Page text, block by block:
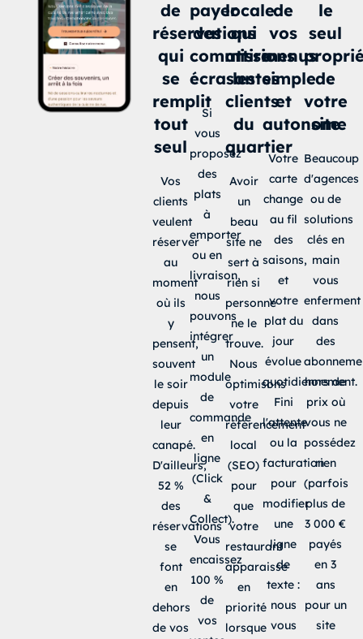
de
réservations
qui
se
remplit
tout
seul
Vos
clients
veulent
réserver
au
moment
où ils
y
pensent,
souvent
le soir
depuis
leur
canapé.
D'ailleurs,
52 %
des
réservations
se
font
en
dehors
de vos
payer
des
commissions
écrasantes
Si
vous
proposez
des
plats
à
emporter
ou en
livraison,
nous
pouvons
intégrer
un
module
de
commande
en
ligne
(Click
&
Collect).
Vous
encaissez
100 %
de
vos
locale
qui
attire
les
clients
du
quartier
Avoir
un
beau
site ne
sert à
rien si
personne
ne le
trouve.
Nous
optimisons
votre
référencement
local
(SEO)
pour
que
votre
restaurant
apparaisse
en
priorité
lorsque
de
vos
menus
simple
et
autonome
Votre
carte
change
au fil
des
saisons,
et
votre
plat du
jour
évolue
quotidiennement.
Fini
l'attente
ou la
facturation
pour
modifier
une
ligne
de
texte :
nous
vous
le
seul
de
votre
site
Beaucoup
d'agences
ou de
solutions
clés en
main
vous
enferment
dans
des
hors de
prix où
vous ne
possédez
rien
(parfois
plus de
3 000 €
payés
en 3
ans
pour un
site